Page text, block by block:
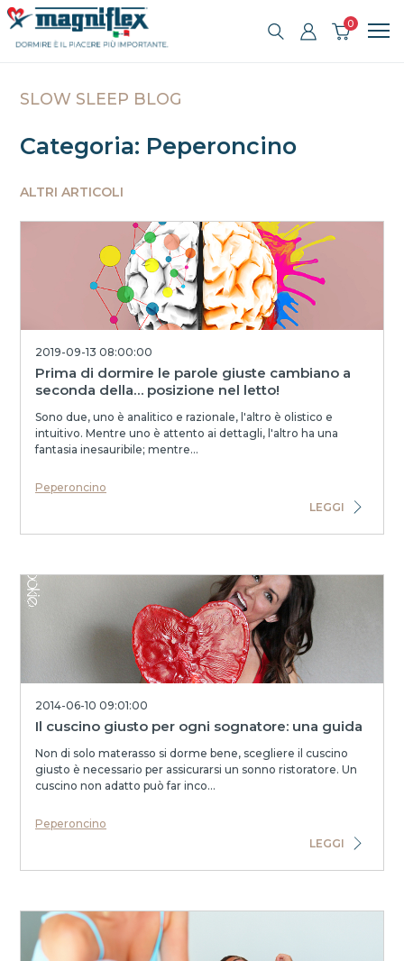
0
SLOW SLEEP BLOG
Categoria: Peperoncino
ALTRI ARTICOLI
2019-09-13 08:00:00
Prima di dormire le parole giuste cambiano a
seconda della… posizione nel letto!
Sono due, uno è analitico e razionale, l'altro è olistico e
intuitivo. Mentre uno è attento ai dettagli, l'altro ha una
fantasia inesauribile; mentre...
Peperoncino
LEGGI
2014-06-10 09:01:00
Il cuscino giusto per ogni sognatore: una guida
Non di solo materasso si dorme bene, scegliere il cuscino
giusto è necessario per assicurarsi un sonno ristoratore. Un
cuscino non adatto può far inco...
Peperoncino
LEGGI